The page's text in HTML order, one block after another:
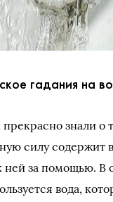
гадания на
знали о
силу содержит
ней за помощью. В
вода,